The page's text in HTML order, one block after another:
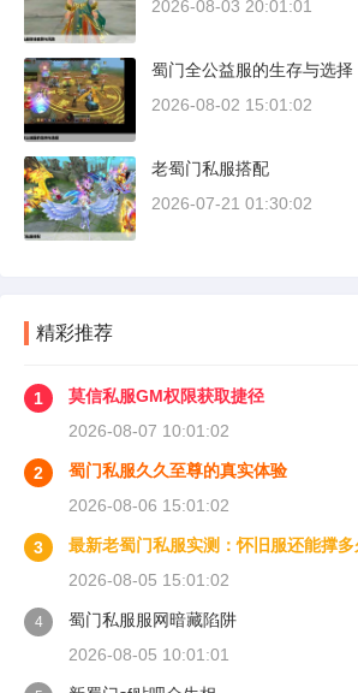
2026-08-03 20:01:01
蜀门全公益服的生存与选择
2026-08-02 15:01:02
老蜀门私服搭配
2026-07-21 01:30:02
精彩推荐
1
莫信私服GM权限获取捷径
2026-08-07 10:01:02
2
蜀门私服久久至尊的真实体验
2026-08-06 15:01:02
3
最新老蜀门私服实测：怀旧服还能撑多
2026-08-05 15:01:02
4
蜀门私服服网暗藏陷阱
2026-08-05 10:01:01